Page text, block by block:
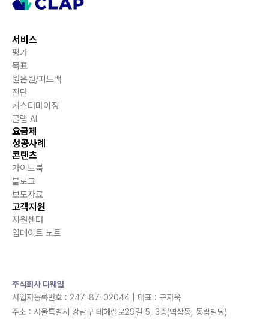
서비스
평가
목표
원온원/피드백
진단
커스터마이징
클랩 AI
요금제
성공사례
콘텐츠
가이드북
블로그
보도자료
고객지원
지원센터
업데이트 노트
주식회사 디웨일
사업자등록번호 : 247-87-02044 | 대표 : 구자욱
주소 : 서울특별시 강남구 테헤란로29길 5, 3층(역삼동, 동림빌딩)